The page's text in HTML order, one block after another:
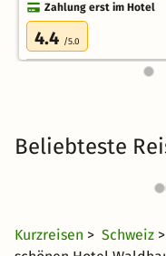
Zahlung erst im Hotel
4.4 /5.0
Beliebteste
Wellness
Kurzreisen > Schweiz >